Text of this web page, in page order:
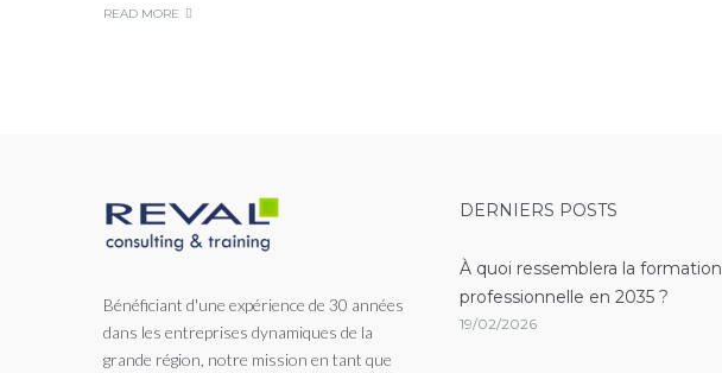
READ MORE
Bénéficiant d'une expérience de 30 années
dans les entreprises dynamiques de la
grande région, notre mission en tant que
DERNIERS POSTS
À quoi ressemblera la formation
professionnelle en 2035 ?
19/02/2026